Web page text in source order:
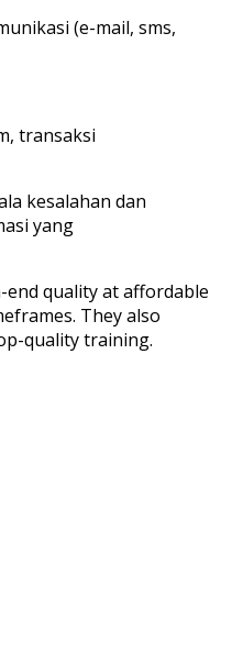
(e-mail, sms,
transaksi
kesalahan dan
yang
quality at affordable
They also
quality training.